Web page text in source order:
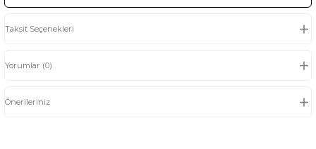
Taksit Seçenekleri
Yorumlar (0)
Önerileriniz